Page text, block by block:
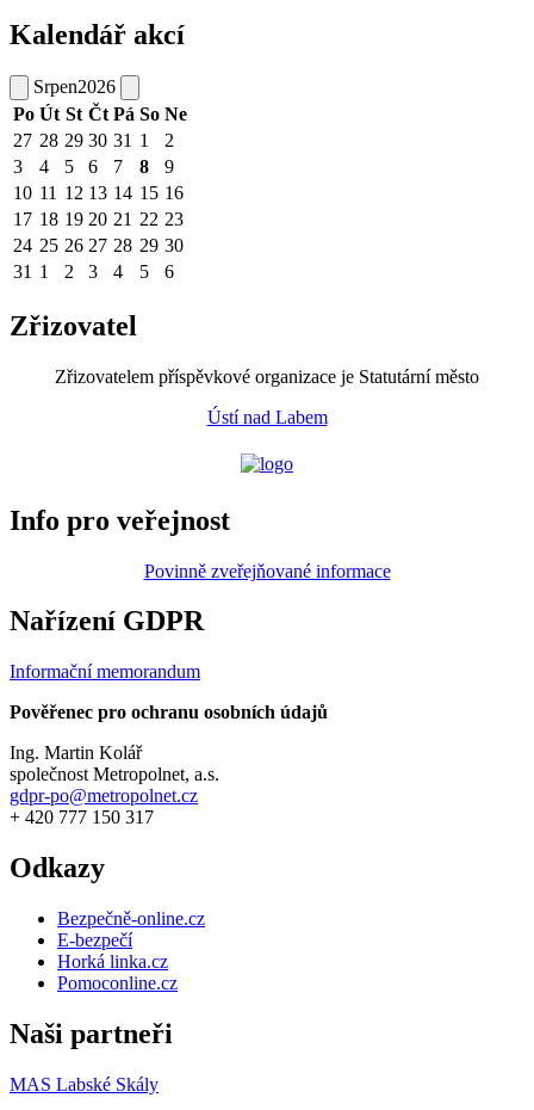
Kalendář akcí
Srpen2026
Po Út St Čt Pá So Ne
27 28 29 30 31 1
2
3
4 5 6 7 8
9
10 11 12 13 14 15 16
17 18 19 20 21 22 23
24 25 26 27 28 29 30
31 1 2 3 4 5 6
Zřizovatel
Zřizovatelem příspěvkové organizace je Statutární město
Ústí nad Labem
Info pro veřejnost
Povinně zveřejňované informace
Nařízení GDPR
Informační memorandum
Pověřenec pro ochranu osobních údajů
Ing. Martin Kolář
společnost Metropolnet, a.s.
gdpr-po@metropolnet.cz
+ 420 777 150 317
Odkazy
Bezpečně-online.cz
E-bezpečí
Horká linka.cz
Pomoconline.cz
Naši partneři
MAS Labské Skály